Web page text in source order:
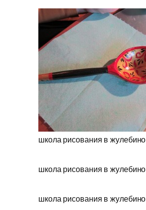
школа рисования в жулебино
школа рисования в жулебино
школа рисования в жулебино